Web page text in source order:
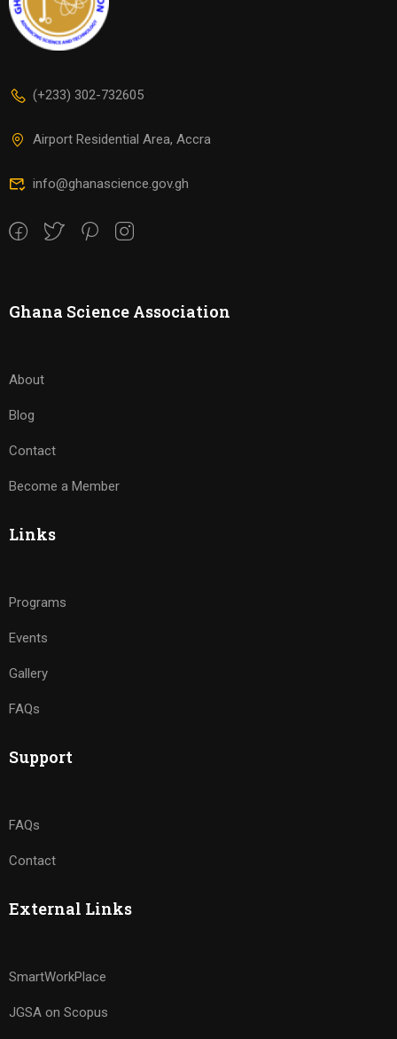
(+233) 302-732605
Airport Residential Area, Accra
info@ghanascience.gov.gh
Ghana Science Association
About
Blog
Contact
Become a Member
Links
Programs
Events
Gallery
FAQs
Support
FAQs
Contact
External Links
SmartWorkPlace
JGSA on Scopus